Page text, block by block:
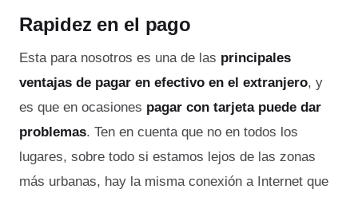
Rapidez en el pago
Esta para nosotros es una de las principales
ventajas de pagar en efectivo en el extranjero, y
es que en ocasiones pagar con tarjeta puede dar
problemas. Ten en cuenta que no en todos los
lugares, sobre todo si estamos lejos de las zonas
más urbanas, hay la misma conexión a Internet que